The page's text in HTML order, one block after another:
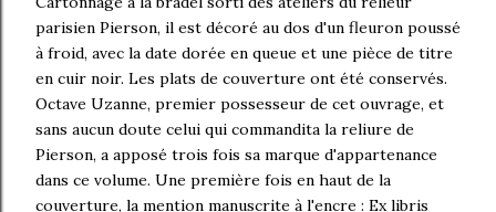
parisien Pierson, il est décoré au dos d'un fleuron poussé
à froid, avec la date dorée en queue et une pièce de titre
en cuir noir. Les plats de couverture ont été conservés.
Octave Uzanne, premier possesseur de cet ouvrage, et
sans aucun doute celui qui commandita la reliure de
Pierson, a apposé trois fois sa marque d'appartenance
dans ce volume. Une première fois en haut de la
couverture, la mention manuscrite à l'encre : Ex libris